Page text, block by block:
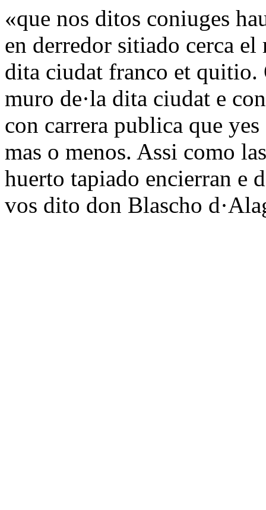
«que nos ditos coniuges
en derredor sitiado cerca
dita ciudat franco et quitio.
muro de·la dita ciudat e
con carrera publica que
mas o menos. Assi como
huerto tapiado encierran e
vos dito don Blascho